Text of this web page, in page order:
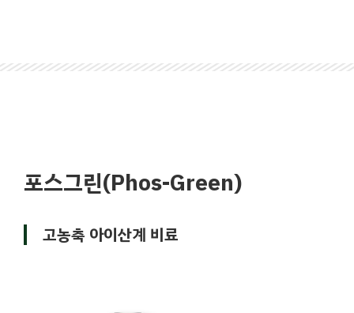
포스그린(Phos-Green)
고농축 아이산계 비료